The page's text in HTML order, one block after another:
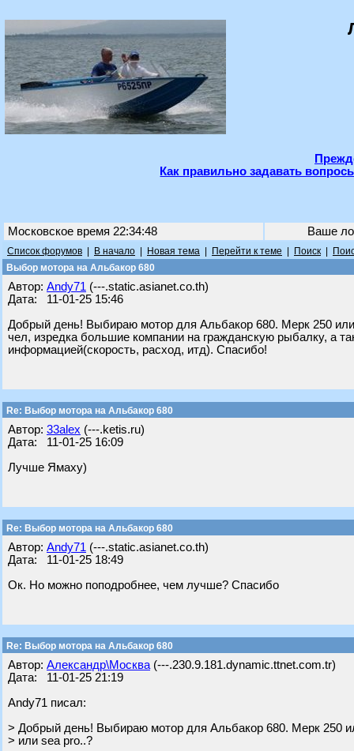
Как правильно задавать
Московское время 22:34:48 Ваше
Список форумов В начало Новая тема Перейти к теме Поиск
Выбор мотора на Альбакор 680
Автор: Andy71 (---.static.asianet.co.th)
Дата: 11-01-25 15:46
Добрый день! Выбираю мотор для Альбакор 680. Мерк 250
чел, изредка большие компании на гражданскую рыбалку, а
информацией(скорость, расход, итд). Спасибо!
Re: Выбор мотора на Альбакор 680
Автор: 33alex (---.ketis.ru)
Дата: 11-01-25 16:09
Лучше Ямаху)
Re: Выбор мотора на Альбакор 680
Автор: Andy71 (---.static.asianet.co.th)
Дата: 11-01-25 18:49
Ок. Но можно поподробнее, чем лучше? Спасибо
Re: Выбор мотора на Альбакор 680
Автор: Александр\Москва (---.230.9.181.dynamic.ttnet.com.tr)
Дата: 11-01-25 21:19
Andy71 писал:
> Добрый день! Выбираю мотор для Альбакор 680. Мерк 250
> или sea pro..?